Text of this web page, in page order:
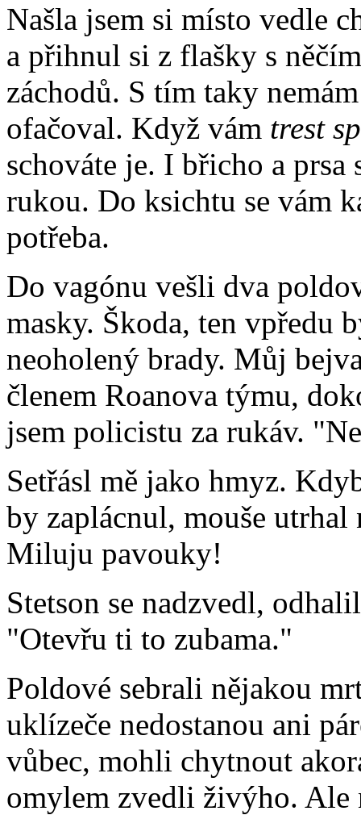
Našla jsem si místo vedle
a přihnul si z flašky s
záchodů. S tím taky
ofačoval. Když vám trest
schováte je. I břicho a prsa
rukou. Do ksichtu se vám
potřeba.
Do vagónu vešli dva
masky. Škoda, ten vpředu
neoholený brady. Můj
členem Roanova týmu,
jsem policistu za rukáv.
Setřásl mě jako hmyz.
by zaplácnul, mouše
Miluju pavouky!
Stetson se nadzvedl,
"Otevřu ti to zubama."
Poldové sebrali nějakou
uklízeče nedostanou ani
vůbec, mohli chytnout
omylem zvedli živýho. Ale